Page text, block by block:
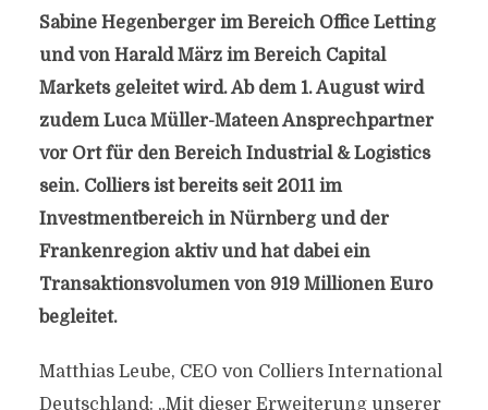
Sabine Hegenberger im Bereich Office Letting
und von Harald März im Bereich Capital
Markets geleitet wird. Ab dem 1. August wird
zudem Luca Müller-Mateen Ansprechpartner
vor Ort für den Bereich Industrial & Logistics
sein. Colliers ist bereits seit 2011 im
Investmentbereich in Nürnberg und der
Frankenregion aktiv und hat dabei ein
Transaktionsvolumen von 919 Millionen Euro
begleitet.
Matthias Leube, CEO von Colliers International
Deutschland: „Mit dieser Erweiterung unserer